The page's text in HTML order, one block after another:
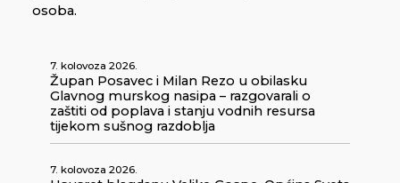
osoba.
7. kolovoza 2026.
Župan Posavec i Milan Rezo u obilasku
Glavnog murskog nasipa – razgovarali o
zaštiti od poplava i stanju vodnih resursa
tijekom sušnog razdoblja
7. kolovoza 2026.